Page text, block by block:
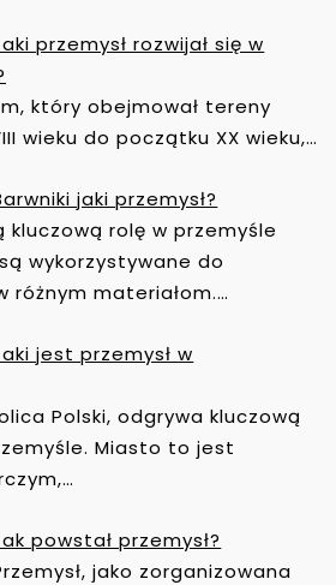
przemysł rozwijał się w
który obejmował tereny
wieku do początku XX wieku,…
jaki przemysł?
kluczową rolę w przemyśle
wykorzystywane do
różnym materiałom.…
jest przemysł w
Polski, odgrywa kluczową
Miasto to jest
powstał przemysł?
jako zorganizowana